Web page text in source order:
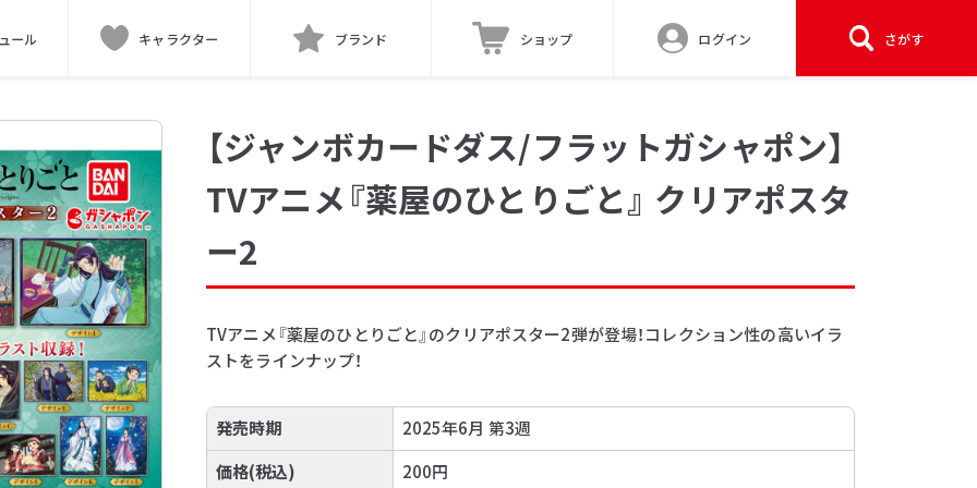
ール キャラクター ブランド ショップ ログイン さがす
【ジャンボカードダス/フラットガシャポン】
TVアニメ『薬屋のひとりごと』 クリアポスタ
ー2
TVアニメ『薬屋のひとりごと』のクリアポスター2弾が登場！コレクション性の高いイラ
ストをラインナップ！
発売時期
2025年6月 第3週
価格(税込)
200円